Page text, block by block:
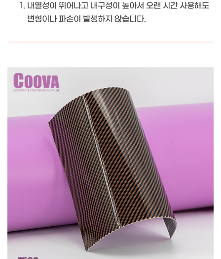
내열성이 뛰어나고 내구성이 높아서 오랜 시간 사용해도
변형이나 파손이 발생하지 않습니다.